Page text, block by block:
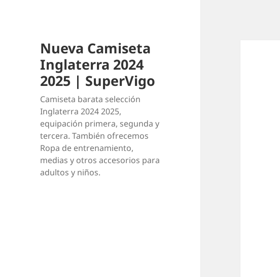
Nueva Camiseta
Inglaterra 2024
2025 | SuperVigo
Camiseta barata selección
Inglaterra 2024 2025,
equipación primera, segunda y
tercera. También ofrecemos
Ropa de entrenamiento,
medias y otros accesorios para
adultos y niños.